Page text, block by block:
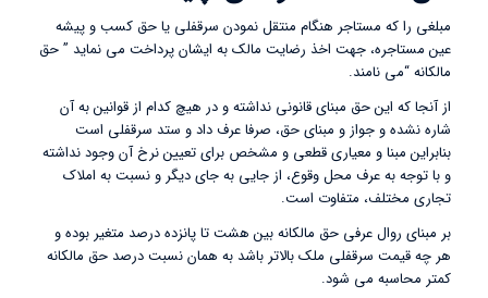
مبلغی را که مستاجر هنگام منتقل نمودن سرقفلی یا حق کسب و پیشه
عین مستاجره، جهت اخذ رضایت مالک به ایشان پرداخت می نماید ” حق
مالکانه “می نامند.
از آنجا که این حق مبنای قانونی نداشته و در هیچ کدام از قوانین به آن
شاره نشده و جواز و مبنای حق، صرفا عرف داد و ستد سرقفلی است
بنابراین مبنا و معیاری قطعی و مشخص برای تعیین نرخ آن وجود نداشته
و با توجه به عرف محل وقوع، از جایی به جای دیگر و نسبت به املاک
تجاری مختلف، متفاوت است.
بر مبنای روال عرفی حق مالکانه بین هشت تا پانزده درصد متغیر بوده و
هر چه قیمت سرقفلی ملک بالاتر باشد به همان نسبت درصد حق مالکانه
کمتر محاسبه می شود.